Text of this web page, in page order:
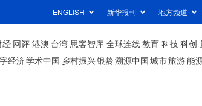
ENGLISH 新华报刊 地方频道
经 网评 港澳 台湾 思客智库 全球连线教育 科技科创
经济学术中国 乡村振兴银龄溯源中国城市旅游能